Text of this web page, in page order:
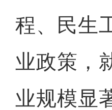
程、民生
业政策，
业规模显